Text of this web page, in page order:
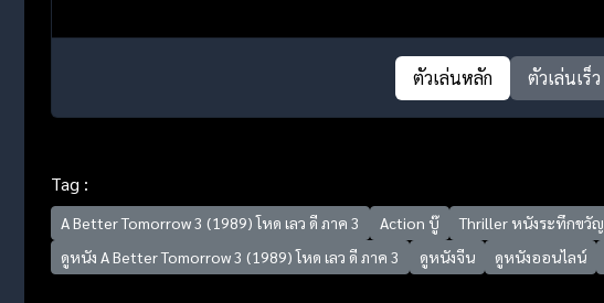
ตัวเล่นหลัก ตัวเล่นเร็ว
Tag :
A Better Tomorrow 3 (1989) โหด เลว ดี ภาค 3 Action บู๊ Thriller หนังระทึกขวัญ
ดูหนัง A Better Tomorrow 3 (1989) โหด เลว ดี ภาค 3
ดูหนังจีน ดูหนังออนไลน์